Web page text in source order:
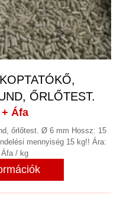
(149)
SZÁRÍTÓ (10)
ŐRLŐTEST.
Áfa
őrlőtest. Ø 6 mm Hossz: 15
mennyiség 15 kg!! Ára:
/ kg